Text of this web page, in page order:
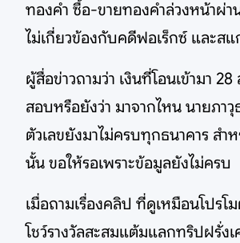
ทองคำ ซื้อ-ขายทองคำล่วงหน้าผ่
ไม่เกี่ยวข้องกับคดีฟอเร็กซ์ และสแ
ผู้สื่อข่าวถามว่า เงินที่โอนเข้ามา
สอบหรือยังว่า มาจากไหน นายภาวุ
ตัวเลขยังมาไม่ครบทุกธนาคาร สำ
นั้น ขอให้รอเพราะข้อมูลยังไม่ครบ
เมื่อถามเรื่องคลิป ที่ดูเหมือนโปรโ
โชว์รางวัลสะสมแต้มแลกทริปฝรั่งเ